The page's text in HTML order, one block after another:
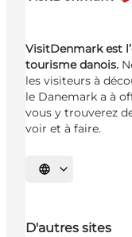
VisitDenmark est
tourisme danois.
les visiteurs à
le Danemark a à
vous y trouverez
voir et à faire.
Choisissez la langue
D'autres sites